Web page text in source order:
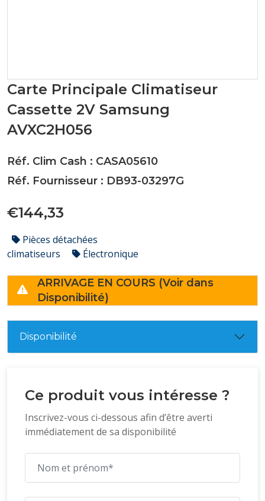
Carte Principale Climatiseur
Cassette 2V Samsung
AVXC2H056
Réf. Clim Cash : CASA05610
Réf. Fournisseur : DB93-03297G
€144,33
Pièces détachées
climatiseurs
Électronique
ARRIVAGE EN COURS (Voir dans
Disponibilité)
Disponibilité
Ce produit vous intéresse ?
Inscrivez-vous ci-dessous afin d’être averti
immédiatement de sa disponibilité